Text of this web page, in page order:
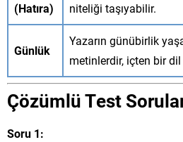
(Hatıra) niteliği taşıyabilir.
Günlük
Yazarın günübirlik
metinlerdir, içten bir dil
Çözümlü Test
Soru 1: